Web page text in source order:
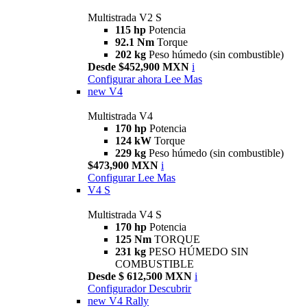
Multistrada V2 S
115 hp Potencia
92.1 Nm Torque
202 kg Peso húmedo (sin combustible)
Desde $452,900 MXN i
Configurar ahora Lee Mas
new V4
Multistrada V4
170 hp Potencia
124 kW Torque
229 kg Peso húmedo (sin combustible)
$473,900 MXN i
Configurar Lee Mas
V4 S
Multistrada V4 S
170 hp Potencia
125 Nm TORQUE
231 kg PESO HÚMEDO SIN
COMBUSTIBLE
Desde $ 612,500 MXN i
Configurador Descubrir
new V4 Rally